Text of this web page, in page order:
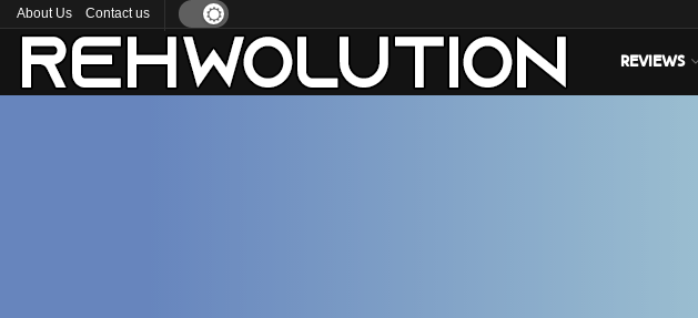
About Us Contact us
REVIEWS